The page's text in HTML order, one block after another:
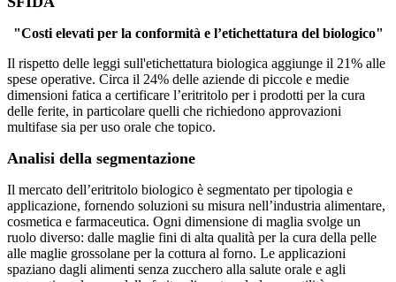
"Costi elevati per la conformità e l’etichettatura del biologico"
Il rispetto delle leggi sull'etichettatura biologica aggiunge il 21% alle
spese operative. Circa il 24% delle aziende di piccole e medie
dimensioni fatica a certificare l’eritritolo per i prodotti per la cura
delle ferite, in particolare quelli che richiedono approvazioni
multifase sia per uso orale che topico.
Analisi della segmentazione
Il mercato dell’eritritolo biologico è segmentato per tipologia e
applicazione, fornendo soluzioni su misura nell’industria alimentare,
cosmetica e farmaceutica. Ogni dimensione di maglia svolge un
ruolo diverso: dalle maglie fini di alta qualità per la cura della pelle
alle maglie grossolane per la cottura al forno. Le applicazioni
spaziano dagli alimenti senza zucchero alla salute orale e agli